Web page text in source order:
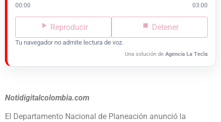
00:00 03:00
Reproducir Detener
Tu navegador no admite lectura de voz.
Una solución de Agencia La Tecla
Notidigitalcolombia.com
El Departamento Nacional de Planeación anunció la